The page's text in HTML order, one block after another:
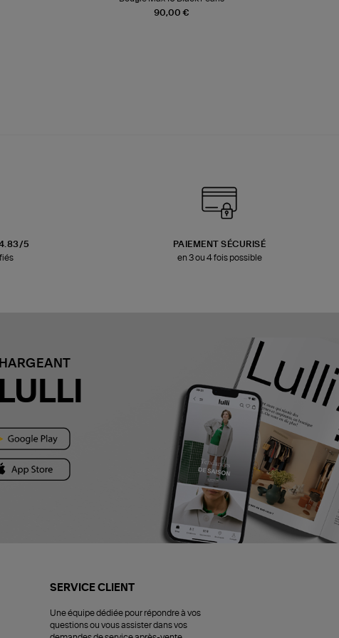
90,00 €
4.83/5
PAIEMENT SÉCURISÉ
en 3 ou 4 fois possible
SERVICE CLIENT
Une équipe dédiée pour répondre à vos
questions ou vous assister dans vos